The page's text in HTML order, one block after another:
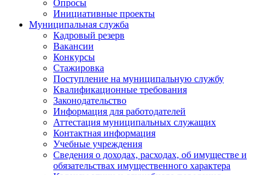
Опросы
Инициативные проекты
Муниципальная служба
Кадровый резерв
Вакансии
Конкурсы
Стажировка
Поступление на муниципальную службу
Квалификационные требования
Законодательство
Информация для работодателей
Аттестация муниципальных служащих
Контактная информация
Учебные учреждения
Сведения о доходах, расходах, об имуществе и
обязательствах имущественного характера